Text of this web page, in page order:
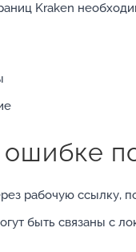
Kraken
ошибке
рабочую ссылку,
быть связаны с